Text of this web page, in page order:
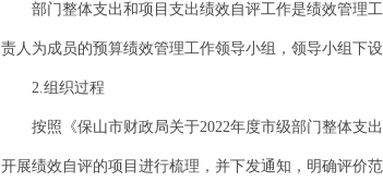
部门整体支出和项目支出绩效自评工作是绩效管理
责人为成员的预算绩效管理工作领导小组，领导小组下
2.组织过程
按照《保山市财政局关于2022年度市级部门整体支
开展绩效自评的项目进行梳理，并下发通知，明确评价